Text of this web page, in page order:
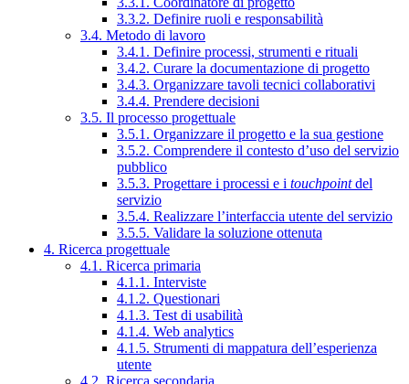
3.3.2. Definire ruoli e responsabilità
3.4. Metodo di lavoro
3.4.1. Definire processi, strumenti e rituali
3.4.2. Curare la documentazione di progetto
3.4.3. Organizzare tavoli tecnici collaborativi
3.4.4. Prendere decisioni
3.5. Il processo progettuale
3.5.1. Organizzare il progetto e la sua gestione
3.5.2. Comprendere il contesto d’uso del servizio
pubblico
3.5.3. Progettare i processi e i touchpointdel
servizio
3.5.4. Realizzare l’interfaccia utente del servizio
3.5.5. Validare la soluzione ottenuta
4. Ricerca progettuale
4.1. Ricerca primaria
4.1.1. Interviste
4.1.2. Questionari
4.1.3. Test di usabilità
4.1.4. Web analytics
4.1.5. Strumenti di mappatura dell’esperienza
utente
4.2. Ricerca secondaria